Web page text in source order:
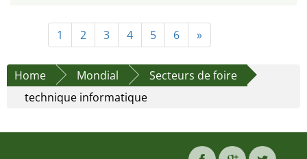
1 2 3 4 5 6 »
Home Mondial
Secteurs de foire
technique informatique